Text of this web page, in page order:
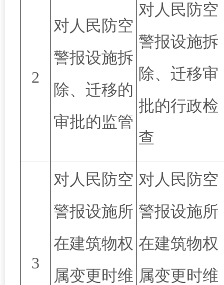
2
对人民防空
警报设施拆
除、迁移的
审批的监管
对人民防空
警报设施拆
除、迁移审
批的行政检
查
3
对人民防空
警报设施所
在建筑物权
属变更时维
对人民防空
警报设施所
在建筑物权
属变更时维